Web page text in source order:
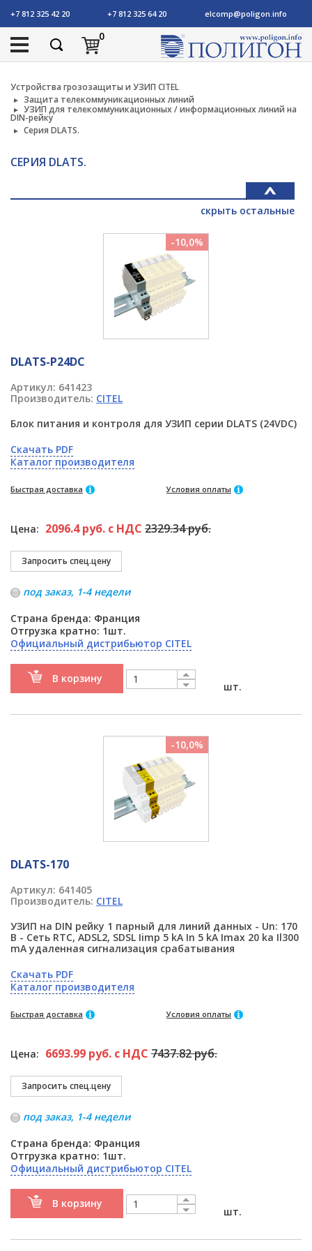
+7 812 325 42 20 +7 812 325 64 20 elcomp@poligon.info
0
Устройства грозозащиты и УЗИП CITEL
Защита телекоммуникационных линий
УЗИП для телекоммуникационных / информационных линий на
DIN-рейку
Серия DLATS.
СЕРИЯ DLATS.
скрыть остальные
-10,0%
DLATS-P24DC
Артикул: 641423
Производитель: CITEL
Блок питания и контроля для УЗИП серии DLATS (24VDC)
Скачать PDF
Каталог производителя
Быстрая доставка Условия оплаты
Цена: 2096.4 руб. с НДС 2329.34 руб.
под заказ, 1-4 недели
Страна бренда: Франция
Отгрузка кратно: 1шт.
Официальный дистрибьютор CITEL
В корзину
шт.
-10,0%
DLATS-170
Артикул: 641405
Производитель: CITEL
УЗИП на DIN рейку 1 парный для линий данных - Un: 170
В - Сеть RTC, ADSL2, SDSL Iimp 5 kA In 5 kA Imax 20 ka Il300
mA удаленная сигнализация срабатывания
Скачать PDF
Каталог производителя
Быстрая доставка Условия оплаты
Цена: 6693.99 руб. с НДС 7437.82 руб.
под заказ, 1-4 недели
Страна бренда: Франция
Отгрузка кратно: 1шт.
Официальный дистрибьютор CITEL
В корзину
шт.